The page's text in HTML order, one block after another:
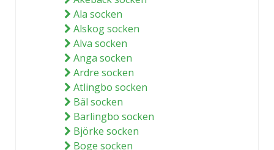
Ala socken
Alskog socken
Alva socken
Anga socken
Ardre socken
Atlingbo socken
Bäl socken
Barlingbo socken
Björke socken
Boge socken